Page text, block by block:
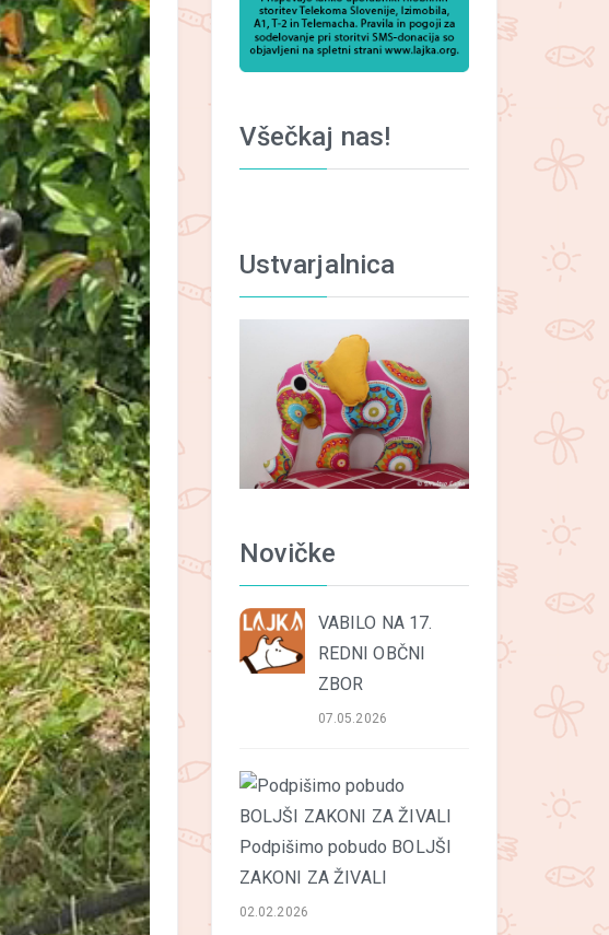
Všečkaj nas!
Ustvarjalnica
Novičke
VABILO NA 17.
REDNI OBČNI
ZBOR
07.05.2026
Podpišimo pobudo BOLJŠI
ZAKONI ZA ŽIVALI
02.02.2026